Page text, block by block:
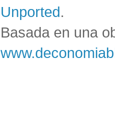
Unported.
Basada en una